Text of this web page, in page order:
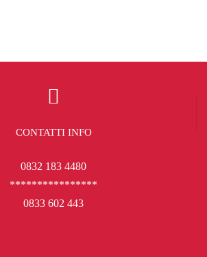
CONTATTI INFO
0832 183 4480
****************
0833 602 443